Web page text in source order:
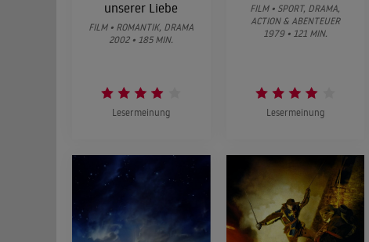
unserer Liebe
FILM • ROMANTIK, DRAMA
2002 • 185 MIN.
Lesermeinung
FILM • SPORT, DRAMA,
ACTION & ABENTEUER
1979 • 121 MIN.
Lesermeinung